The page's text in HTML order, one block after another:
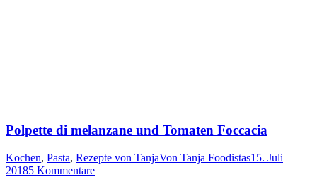
Polpette di melanzane und Tomaten Foccacia
Kochen, Pasta, Rezepte von TanjaVon Tanja Foodistas15. Juli
20185 Kommentare